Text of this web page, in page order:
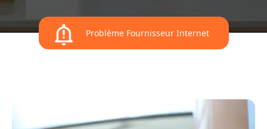
Problème Fournisseur Internet